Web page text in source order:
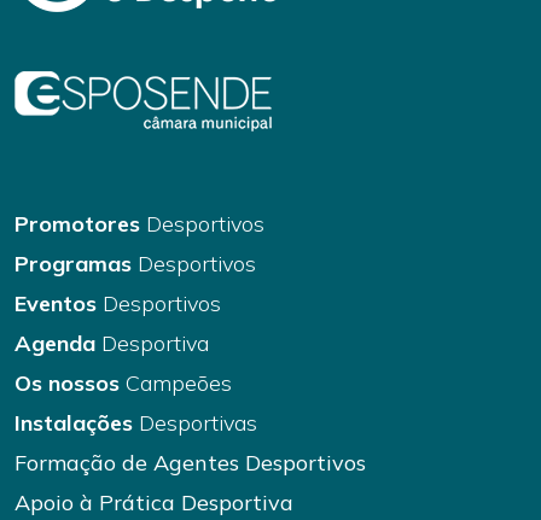
Promotores Desportivos
Programas Desportivos
Eventos Desportivos
Agenda Desportiva
Os nossos Campeões
Instalações Desportivas
Formação de Agentes Desportivos
Apoio à Prática Desportiva